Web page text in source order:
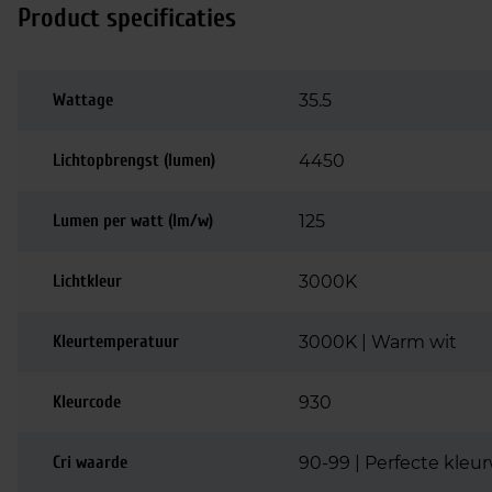
Product specificaties
Wattage 35.5
Lichtopbrengst (lumen) 4450
Lumen per watt (lm/w) 125
Lichtkleur 3000K
Kleurtemperatuur 3000K | Warm wit
Kleurcode 930
Cri waarde 90-99 | Perfecte